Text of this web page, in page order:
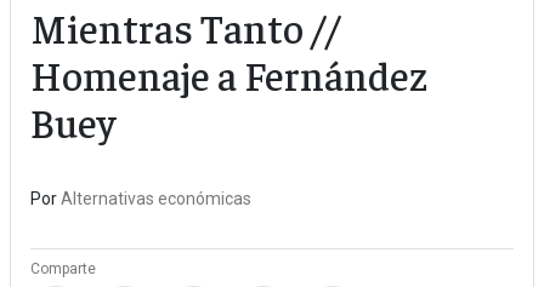
Mientras Tanto //
Homenaje a Fernández
Buey
PorAlternativas económicas
Comparte